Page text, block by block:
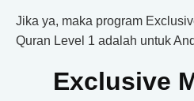
Jika ya, maka program
Quran Level 1 adalah untuk
Exclusive